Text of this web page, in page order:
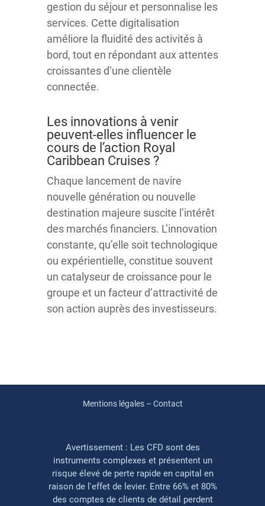
gestion du séjour et personnalise les
services. Cette digitalisation
améliore la fluidité des activités à
bord, tout en répondant aux attentes
croissantes d’une clientèle
connectée.
Les innovations à venir
peuvent-elles influencer le
cours de l’action Royal
Caribbean Cruises ?
Chaque lancement de navire
nouvelle génération ou nouvelle
destination majeure suscite l’intérêt
des marchés financiers. L’innovation
constante, qu’elle soit technologique
ou expérientielle, constitue souvent
un catalyseur de croissance pour le
groupe et un facteur d’attractivité de
son action auprès des investisseurs.
Mentions légales – Contact
Avertissement : Les CFD sont des
instruments complexes et présentent un
risque élevé de perte rapide en capital en
raison de l'effet de levier. Entre 66% et 80%
des comptes de clients de détail perdent